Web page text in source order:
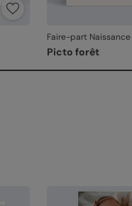
Faire-part Naissance
Picto forêt